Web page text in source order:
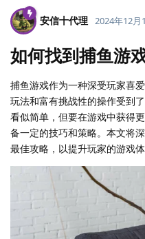
安信十代理 2024年12月
如何找到捕鱼游
捕鱼游戏作为一种深受玩家喜
玩法和富有挑战性的操作受到
看似简单，但要在游戏中获得
备一定的技巧和策略。本文将
最佳攻略，以提升玩家的游戏体